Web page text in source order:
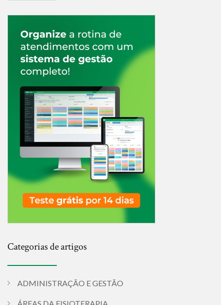
Categorias de artigos
ADMINISTRAÇÃO E GESTÃO